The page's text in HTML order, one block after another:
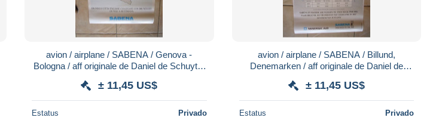
avion / airplane / SABENA / Genova -
Bologna / aff originale de Daniel de Schuyter
± 11,45 US$
Estatus Privado
avion / airplane / SABENA / Billund,
Denemarken / aff originale de Daniel de
± 11,45 US$
Estatus Privado